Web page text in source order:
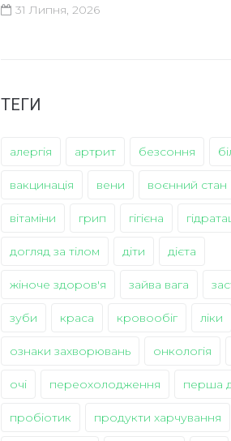
31 Липня, 2026
ТЕГИ
алергія артрит безсоння
вакцинація вени воєнний стан
вітаміни грип гігієна
догляд за тілом діти дієта
жіноче здоров'я зайва вага
зуби краса кровообіг ліки
ознаки захворювань онкологія
очі переохолодження перша
пробіотик продукти харчування